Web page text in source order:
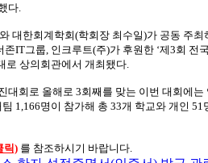
다.
대한회계학회(학회장 최수일)가 공동 주최
IT그룹, 인크루트(주)가 후원한 ‘제3회 전
로 상의회관에서 개최됐다.
대회로 올해로 3회째를 맞는 이번 대회에는
1,166명이 참가해 총 33개 학교와 개인 51
릭) 를 참조하시기 바랍니다.